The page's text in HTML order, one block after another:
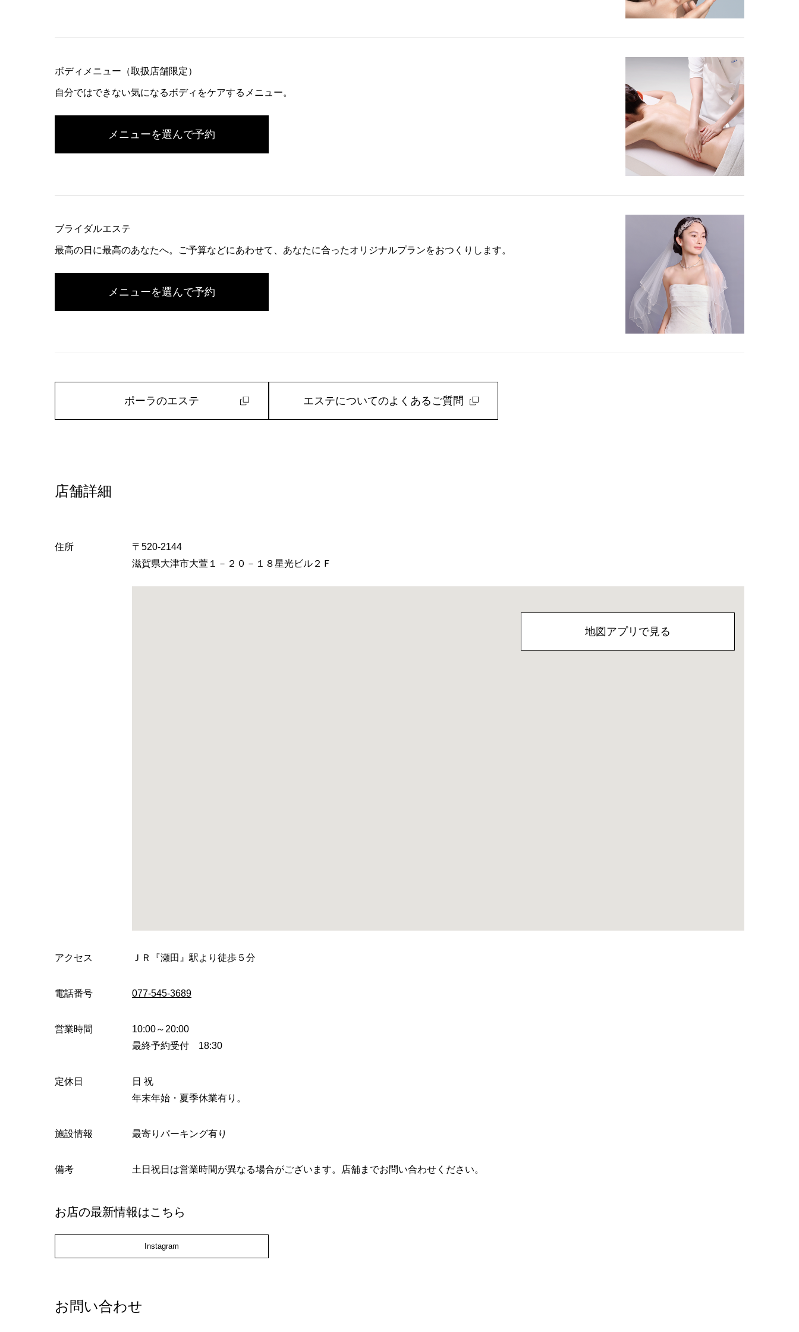
ボディメニュー（取扱店舗限定）
自分ではできない気になるボディをケアするメニュー。
メニューを選んで予約
ブライダルエステ
最高の日に最高のあなたへ。ご予算などにあわせて、あなたに合ったオリジナルプランをおつくりします。
メニューを選んで予約
ポーラのエステ エステについてのよくあるご質問
店舗詳細
住所
〒520-2144
滋賀県大津市大萱１－２０－１８星光ビル２Ｆ
地図アプリで見る
アクセス ＪＲ『瀬田』駅より徒歩５分
電話番号 077-545-3689
営業時間
10:00～20:00
最終予約受付 18:30
定休日
日 祝
年末年始・夏季休業有り。
施設情報 最寄りパーキング有り
備考 土日祝日は営業時間が異なる場合がございます。店舗までお問い合わせください。
お店の最新情報はこちら
Instagram
お問い合わせ